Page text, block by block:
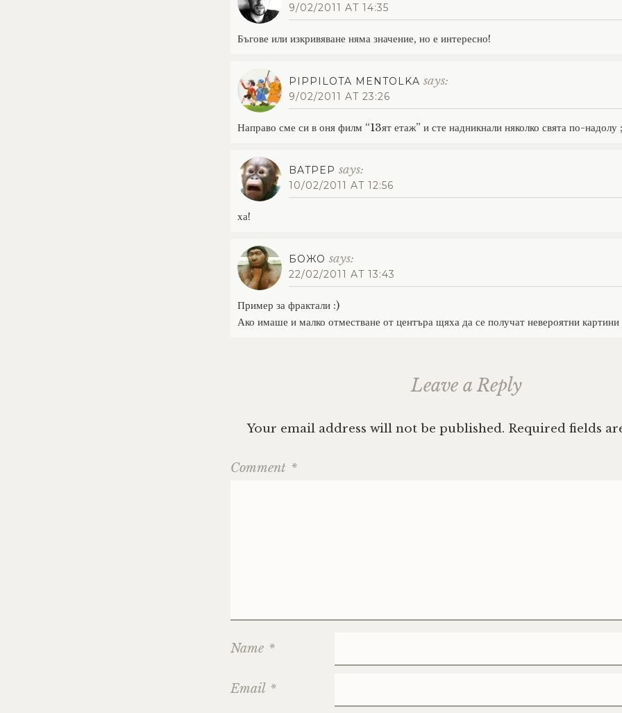
9/02/2011 AT 14:35
Бъгове или изкривяване няма значение, но е интересно!
PIPPILOTA MENTOLKA says:
9/02/2011 AT 23:26
Направо сме си в оня филм “13ят етаж” и сте надникнали няколко свята по-надолу
BATPEP says:
10/02/2011 AT 12:56
ха!
БОЖО says:
22/02/2011 AT 13:43
Пример за фрактали :)
Ако имаше и малко отместване от центъра щяха да се получат невероятни картини
Leave a Reply
Your email address will not be published. Required fields
Comment *
Name *
Email *